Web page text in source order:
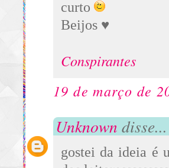
curto
Beijos ♥
Conspirantes
19 de março de
Unknown disse...
gostei da ideia é